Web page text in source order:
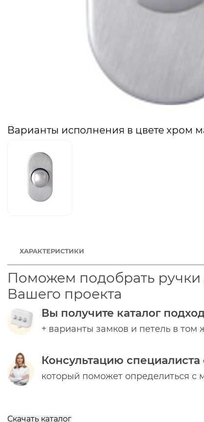
Варианты исполнения в цвете хром
ХАРАКТЕРИСТИКИ
Поможем подобрать ручки
Вашего проекта
Вы получите каталог
+ варианты замков и петель в том
Консультацию
который поможет определиться с
Скачать каталог